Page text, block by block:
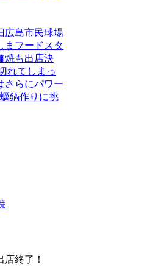
広島市民球場
まフードスタ
焼も出店決
れてしまっ
さらにパワー
鍋作りに挑
終了！